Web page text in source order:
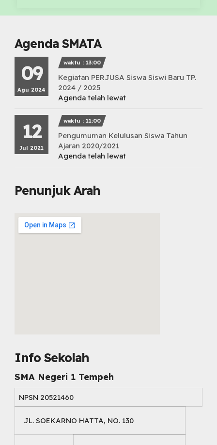
Agenda SMATA
09
Agu 2024
waktu : 13:00
Kegiatan PERJUSA Siswa Siswi Baru TP.
2024 / 2025
Agenda telah lewat
12
Jul 2021
waktu : 11:00
Pengumuman Kelulusan Siswa Tahun
Ajaran 2020/2021
Agenda telah lewat
Penunjuk Arah
Info Sekolah
SMA Negeri 1 Tempeh
NPSN 20521460
JL. SOEKARNO HATTA, NO. 130